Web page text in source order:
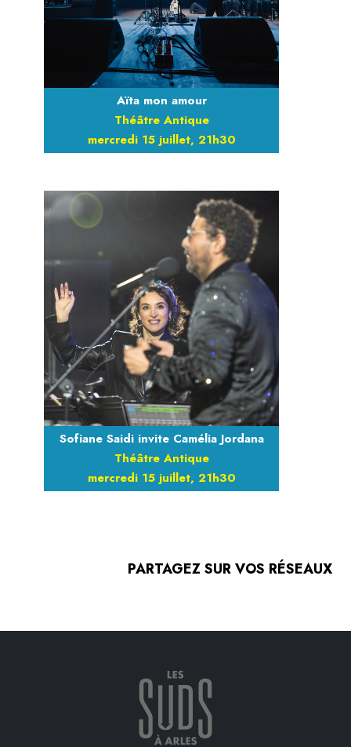
Aïta mon amour
Théâtre Antique
mercredi 15 juillet, 21h30
Sofiane Saidi invite Camélia Jordana
Théâtre Antique
mercredi 15 juillet, 21h30
PARTAGEZ SUR VOS RÉSEAUX